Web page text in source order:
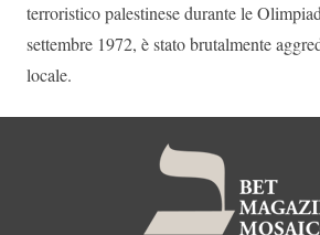
terroristico palestinese durante le
settembre 1972, è stato brutalmente
locale.